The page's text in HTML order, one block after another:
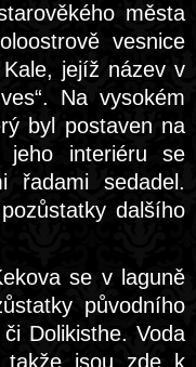
města
vesnice
jejíž název v
Na vysokém
byl postaven na
jeho interiéru se
řadami sedadel.
dalšího
se v laguně
původního
Dolikisthe. Voda
takže jsou zde k